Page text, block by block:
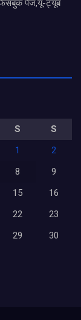
फेसबुक पेज,यू-ट्यूब
S
S
1
2
8
9
15
16
22
23
29
30